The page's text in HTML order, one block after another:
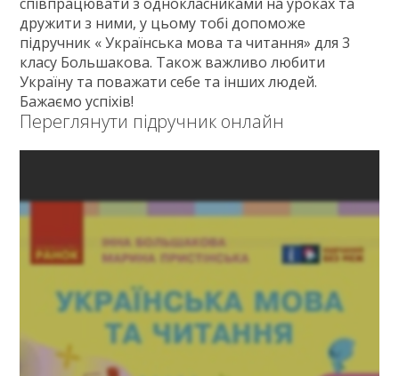
дружити з ними, у цьому тобі допоможе
підручник « Українська мова та читання» для 3
класу Большакова. Також важливо любити
Україну та поважати себе та інших людей.
Бажаємо успіхів!
Переглянути підручник онлайн